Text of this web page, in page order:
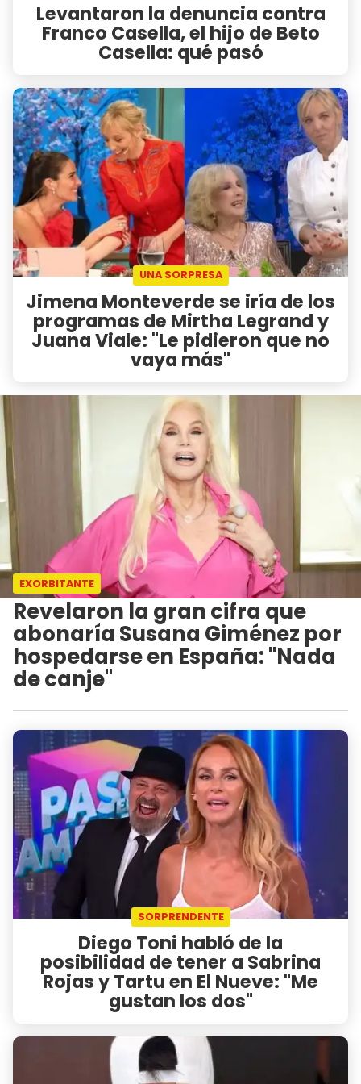
Levantaron la denuncia contra
Franco Casella, el hijo de Beto
Casella: qué pasó
UNA SORPRESA
Jimena Monteverde se iría de los
programas de Mirtha Legrand y
Juana Viale: "Le pidieron que no
vaya más"
EXORBITANTE
Revelaron la gran cifra que
abonaría Susana Giménez por
hospedarse en España: "Nada
de canje"
SORPRENDENTE
Diego Toni habló de la
posibilidad de tener a Sabrina
Rojas y Tartu en El Nueve: "Me
gustan los dos"